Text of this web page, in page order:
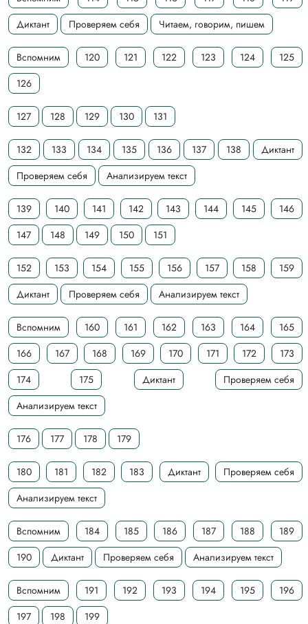
Диктант
Проверяем себя Читаем, говорим, пишем
Вспомним 120 121 122 123 124
125
126
127 128 129 130 131
132 133 134 135 136 137 138
Диктант
Проверяем себя
Анализируем текст
139 140 141 142 143 144 145
146
147
148 149 150 151
152 153 154 155 156 157 158
159
Диктант
Проверяем себя Анализируем текст
Вспомним 160 161 162 163 164
165
166
167 168 169 170 171 172
173
174
175 Диктант
Проверяем себя
Анализируем текст
176 177 178 179
180 181 182 183 Диктант
Проверяем себя
Анализируем текст
Вспомним 184 185 186 187 188
189
190
Диктант Проверяем себя Анализируем текст
Вспомним 191 192 193 194 195
196
197
198 199